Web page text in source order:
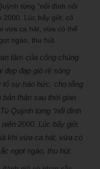
tâm của công chúng
đẹp đạp gió rẽ sóng
tỏ sự háo hức, cho rằng
thân sau thời gian
Quỳnh từng “nổi đình
2000. Lúc bấy giờ,
khi vừa ca hát, vừa có
ngọt ngào, thu hút.